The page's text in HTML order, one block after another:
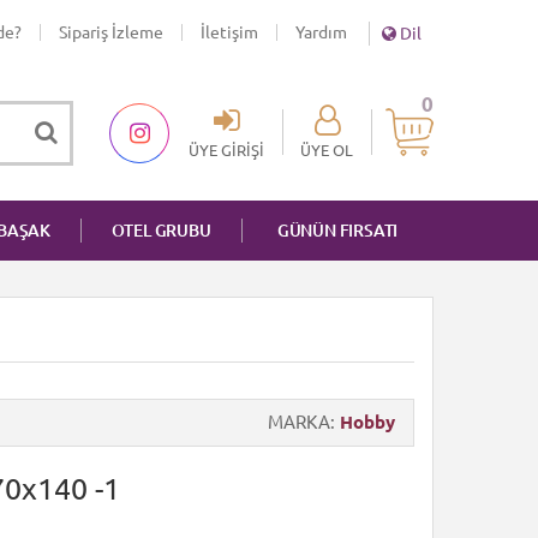
Sipariş İzleme İletişim Yardım Dil
0
ÜYE GIRIŞI ÜYE OL
OTEL GRUBU GÜNÜN FIRSATI
MARKA Hobby
-1